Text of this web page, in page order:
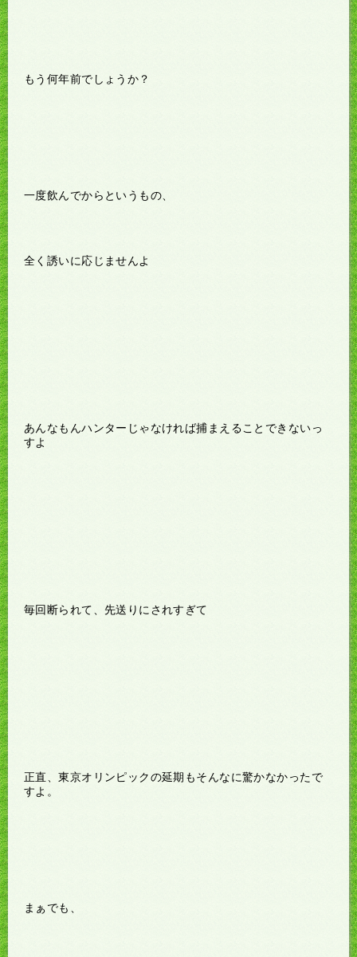
もう何年前でしょうか？
一度飲んでからというもの、
全く誘いに応じませんよ
あんなもんハンターじゃなければ捕まえることできないっ
すよ
毎回断られて、先送りにされすぎて
正直、東京オリンピックの延期もそんなに驚かなかったで
すよ。
まぁでも、